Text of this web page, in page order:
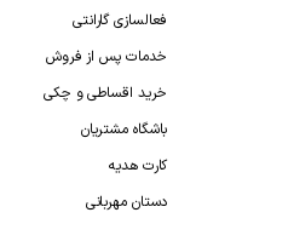
فعالسازی گارانتی
خدمات پس از فروش
خرید اقساطی و چکی
باشگاه مشتریان
کارت هدیه
دستان مهربانی